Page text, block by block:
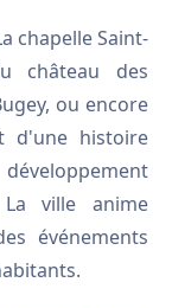
chapelle Saint-
château des
ou encore
d'une histoire
ville anime
événements